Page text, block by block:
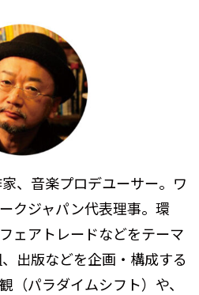
、音楽プロデユーサー。ワ
クジャパン代表理事。環
ェアトレードなどをテーマ
出版などを企画・構成する
（パラダイムシフト）や、